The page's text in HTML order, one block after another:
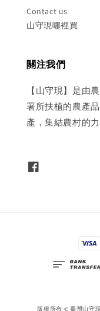
Contact us
山守現哪裡買
關注我們
【山守現】是由
署所扶植的農產
產，集結農村的
版權所有 © 臺灣山守